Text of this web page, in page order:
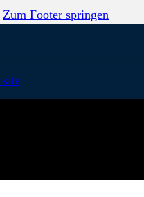
Zum Footer springen